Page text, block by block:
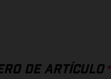
DE ARTÍCULO *